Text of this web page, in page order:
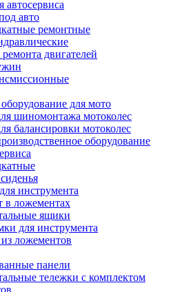
автосервиса
авто
ремонтные
двигателей
для мото
шиномонтажа мотоколес
балансировки мотоколес
оборудование
инструмента
в ложементах
ящики
для инструмента
ложементов
панели
тележки с комплектом